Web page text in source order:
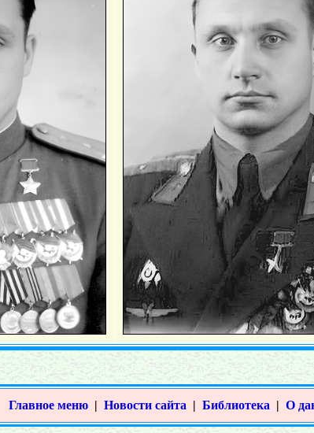
Главное меню | Новости сайта | Библиотека | О